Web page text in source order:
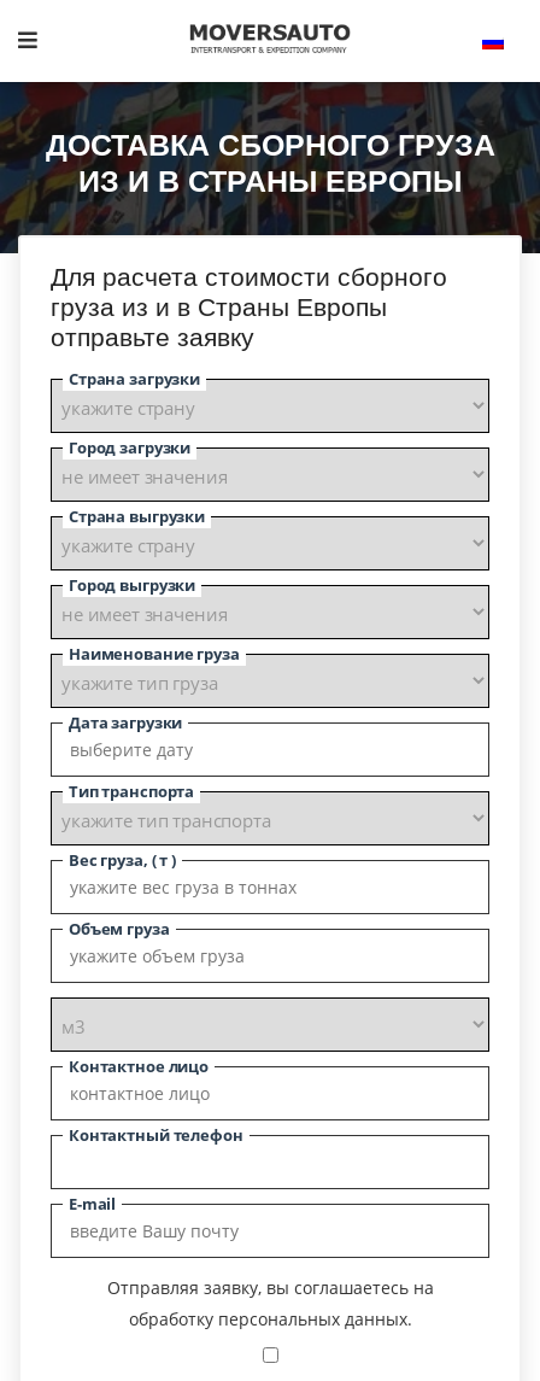
ДОСТАВКА СБОРНОГО ГРУЗА
ИЗ И В СТРАНЫ ЕВРОПЫ
Для расчета стоимости сборного
груза из и в Страны Европы
отправьте заявку
Страна загрузки
Город загрузки
Страна выгрузки
Город выгрузки
Наименование груза
Дата загрузки
Тип транспорта
Вес груза, ( т )
Объем груза
Контактное лицо
Контактный телефон
E-mail
Отправляя заявку, вы соглашаетесь на
обработку персональных данных.